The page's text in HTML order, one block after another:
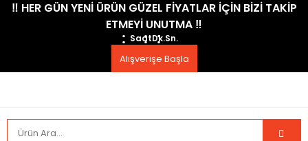
​‼️​ HER GÜN YENİ ÜRÜN GÜZEL FİYATLAR İÇİN BİZİ TAKİP
ETMEYİ UNUTMA ​‼️​
SaatDk.Sn.
Alışverişe Başla